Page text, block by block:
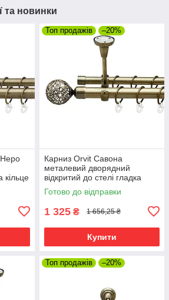
та новинки
кільце
240
Топ продажів –20%
Карниз Orvit Савона
металевий дворядний
відкритий до стелі гладка
труба кільце металеве Антик
25\19 мм 240 см (00-
Готово до відправки
1 325 ₴ 1 656,25 ₴
Купити
Топ продажів –20%